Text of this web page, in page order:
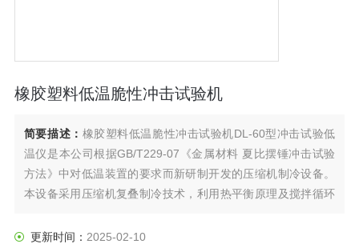
橡胶塑料低温脆性冲击试验机
简要描述： 橡胶塑料低温脆性冲击试验机DL-60型冲击试验低
温仪是本公司根据GB/T229-07《金属材料 夏比摆锤冲击试验
方法》中对低温装置的要求而新研制开发的压缩机制冷设备。
本设备采用压缩机复叠制冷技术，利用热平衡原理及搅拌循环
测和试验工作
更新时间： 2025-02-10